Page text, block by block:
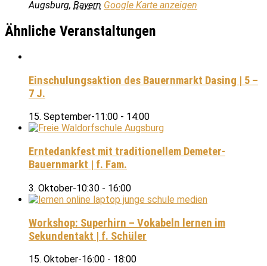
Augsburg, Bayern Google Karte anzeigen
Ähnliche Veranstaltungen
Einschulungsaktion des Bauernmarkt Dasing | 5 –
7 J.
15. September-11:00 - 14:00
Erntedankfest mit traditionellem Demeter-
Bauernmarkt | f. Fam.
3. Oktober-10:30 - 16:00
Workshop: Superhirn – Vokabeln lernen im
Sekundentakt | f. Schüler
15. Oktober-16:00 - 18:00